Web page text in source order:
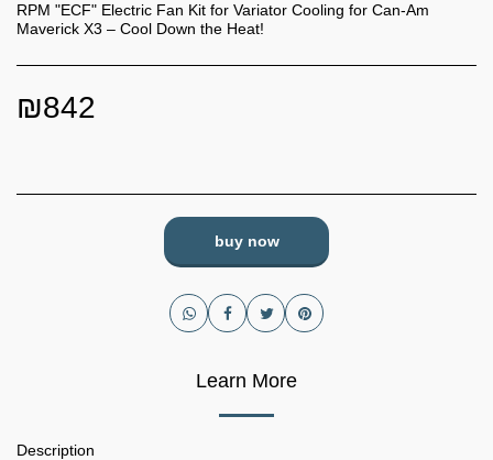
RPM "ECF" Electric Fan Kit for Variator Cooling for Can-Am
Maverick X3 – Cool Down the Heat! ️
₪842
buy now
Learn More
Description